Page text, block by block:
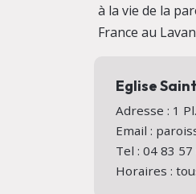
à la vie de la
France au
Eglise
Adresse : 1
Email :
Tel : 04 83 57
Horaires :